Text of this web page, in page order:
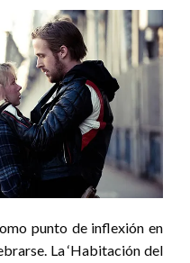
punto de inflexión en
La ‘Habitación del